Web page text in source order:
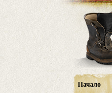
Начало